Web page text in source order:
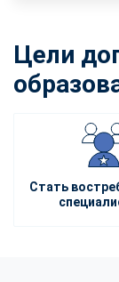
Цели
Стать